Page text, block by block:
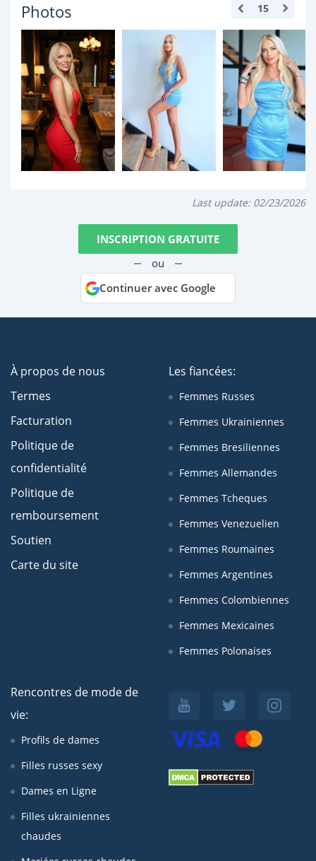
Photos 15
Last update: 02/23/2026
INSCRIPTION GRATUITE
ou
Continuer avec Google
À propos de nous
Termes
Facturation
Politique de
confidentialité
Politique de
remboursement
Soutien
Carte du site
Les fiancées:
Femmes Russes
Femmes Ukrainiennes
Femmes Bresiliennes
Femmes Allemandes
Femmes Tcheques
Femmes Venezuelien
Femmes Roumaines
Femmes Argentines
Femmes Colombiennes
Femmes Mexicaines
Femmes Polonaises
Rencontres de mode de
vie:
Profils de dames
Filles russes sexy
Dames en Ligne
Filles ukrainiennes
chaudes